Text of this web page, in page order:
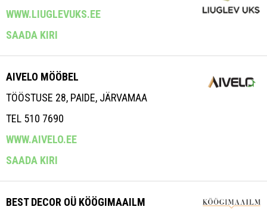
WWW.LIUGLEVUKS.EE
SAADA KIRI
AIVELO MÖÖBEL
TÖÖSTUSE 28, PAIDE, JÄRVAMAA
TEL 510 7690
WWW.AIVELO.EE
SAADA KIRI
BEST DECOR OÜ KÖÖGIMAAILM